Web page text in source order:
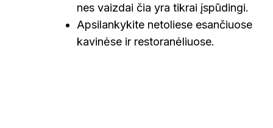
nes vaizdai čia yra tikrai įspūdingi.
Apsilankykite netoliese esančiuose
kavinėse ir restoranėliuose.